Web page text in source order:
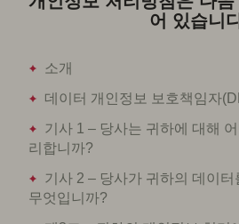
어 있습니
소개
데이터 개인정보 보호책임자
기사 1 – 당사는 귀하에 대해
리합니까?
기사 2 – 당사가 귀하의 데이
무엇입니까?